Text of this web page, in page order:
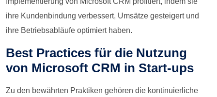
ihre Kundenbindung verbessert, Umsätze gesteigert und
ihre Betriebsabläufe optimiert haben.
Best Practices für die Nutzung
von Microsoft CRM in Start-ups
Zu den bewährten Praktiken gehören die kontinuierliche